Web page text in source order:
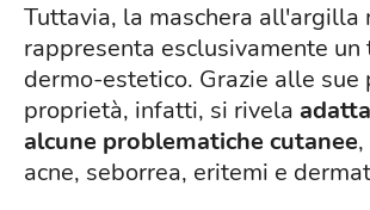
Tuttavia, la maschera all'argilla
rappresenta esclusivamente
dermo-estetico. Grazie alle sue
proprietà, infatti, si rivela
alcune problematiche cutanee
acne, seborrea, eritemi e